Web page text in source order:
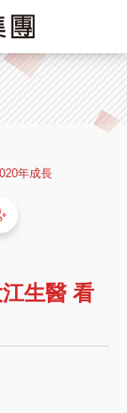
年成長
生醫 看